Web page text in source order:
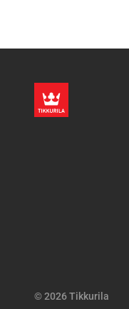
© 2026 Tikkurila